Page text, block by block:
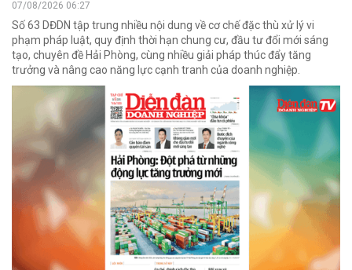
07/08/2026 06:27
Số 63 DĐDN tập trung nhiều nội dung về cơ chế đặc thù xử lý vi
phạm pháp luật, quy định thời hạn chung cư, đầu tư đổi mới sáng
tạo, chuyên đề Hải Phòng, cùng nhiều giải pháp thúc đẩy tăng
trưởng và nâng cao năng lực cạnh tranh của doanh nghiệp.